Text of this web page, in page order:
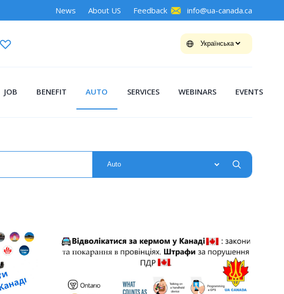
News About US Feedback info@ua-canada.ca
JOB BENEFIT AUTO SERVICES WEBINARS EVENTS